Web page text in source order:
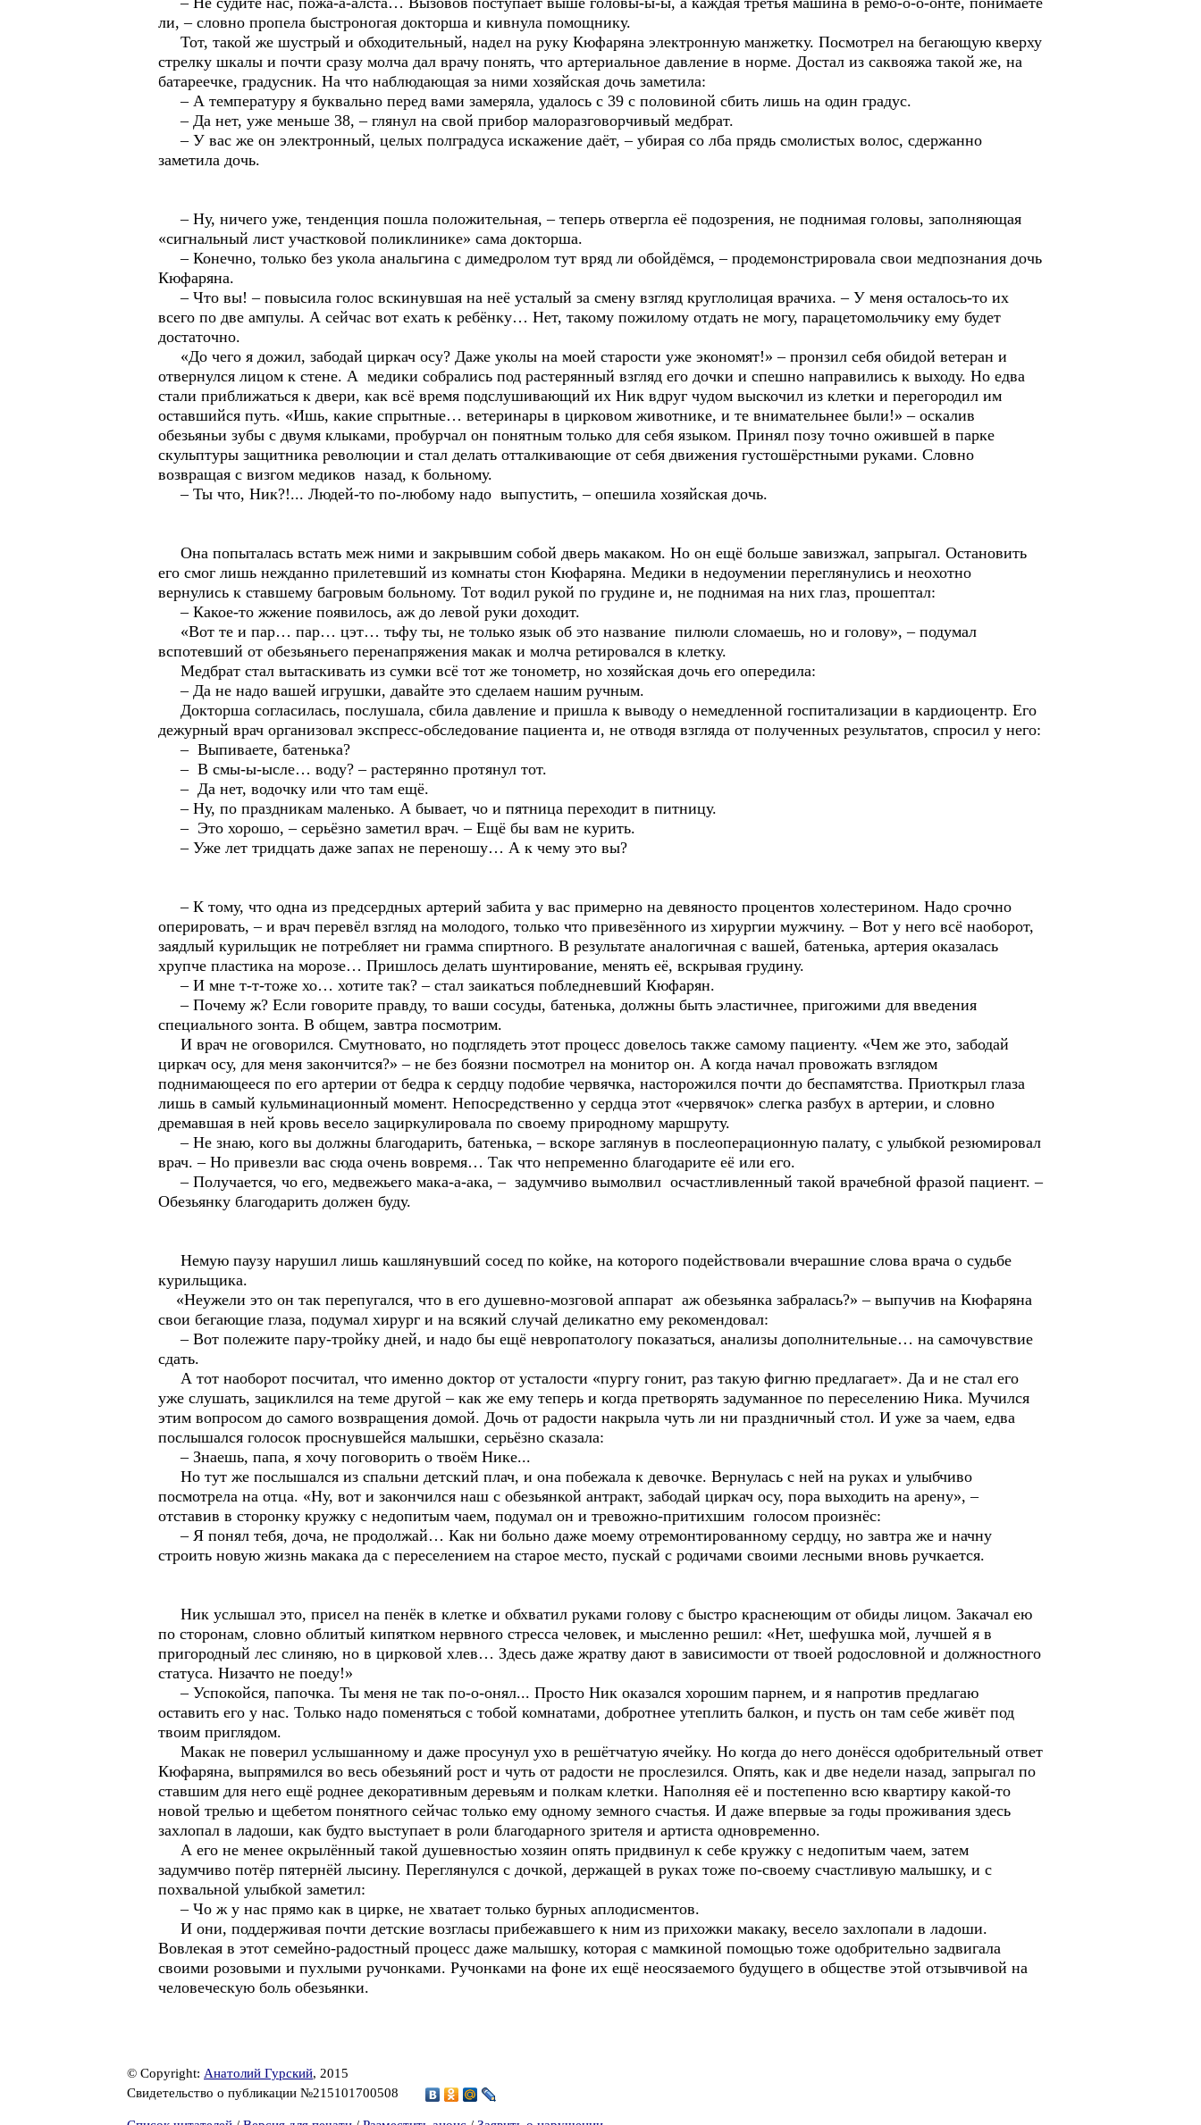
ли, – словно пропела быстроногая докторша и кивнула помощнику.
Тот, такой же шустрый и обходительный, надел на руку Кюфаряна электронную манжетку. Посмотрел на бегающую кверху
стрелку шкалы и почти сразу молча дал врачу понять, что артериальное давление в норме. Достал из саквояжа такой же, на
батареечке, градусник. На что наблюдающая за ними хозяйская дочь заметила:
– А температуру я буквально перед вами замеряла, удалось с 39 с половиной сбить лишь на один градус.
– Да нет, уже меньше 38, – глянул на свой прибор малоразговорчивый медбрат.
– У вас же он электронный, целых полградуса искажение даёт, – убирая со лба прядь смолистых волос, сдержанно
заметила дочь.
– Ну, ничего уже, тенденция пошла положительная, – теперь отвергла её подозрения, не поднимая головы, заполняющая
«сигнальный лист участковой поликлинике» сама докторша.
– Конечно, только без укола анальгина с димедролом тут вряд ли обойдёмся, – продемонстрировала свои медпознания дочь
Кюфаряна.
– Что вы! – повысила голос вскинувшая на неё усталый за смену взгляд круглолицая врачиха. – У меня осталось-то их
всего по две ампулы. А сейчас вот ехать к ребёнку… Нет, такому пожилому отдать не могу, парацетомольчику ему будет
достаточно.
«До чего я дожил, забодай циркач осу? Даже уколы на моей старости уже экономят!» – пронзил себя обидой ветеран и
отвернулся лицом к стене. А медики собрались под растерянный взгляд его дочки и спешно направились к выходу. Но едва
стали приближаться к двери, как всё время подслушивающий их Ник вдруг чудом выскочил из клетки и перегородил им
оставшийся путь. «Ишь, какие спрытные… ветеринары в цирковом животнике, и те внимательнее были!» – оскалив
обезьяньи зубы с двумя клыками, пробурчал он понятным только для себя языком. Принял позу точно ожившей в парке
скульптуры защитника революции и стал делать отталкивающие от себя движения густошёрстными руками. Словно
возвращая с визгом медиков назад, к больному.
– Ты что, Ник?!... Людей-то по-любому надо выпустить, – опешила хозяйская дочь.
Она попыталась встать меж ними и закрывшим собой дверь макаком. Но он ещё больше завизжал, запрыгал. Остановить
его смог лишь нежданно прилетевший из комнаты стон Кюфаряна. Медики в недоумении переглянулись и неохотно
вернулись к ставшему багровым больному. Тот водил рукой по грудине и, не поднимая на них глаз, прошептал:
– Какое-то жжение появилось, аж до левой руки доходит.
«Вот те и пар… пар… цэт… тьфу ты, не только язык об это название пилюли сломаешь, но и голову», – подумал
вспотевший от обезьяньего перенапряжения макак и молча ретировался в клетку.
Медбрат стал вытаскивать из сумки всё тот же тонометр, но хозяйская дочь его опередила:
– Да не надо вашей игрушки, давайте это сделаем нашим ручным.
Докторша согласилась, послушала, сбила давление и пришла к выводу о немедленной госпитализации в кардиоцентр. Его
дежурный врач организовал экспресс-обследование пациента и, не отводя взгляда от полученных результатов, спросил у него:
– Выпиваете, батенька?
– В смы-ы-ысле… воду? – растерянно протянул тот.
– Да нет, водочку или что там ещё.
– Ну, по праздникам маленько. А бывает, чо и пятница переходит в питницу.
– Это хорошо, – серьёзно заметил врач. – Ещё бы вам не курить.
– Уже лет тридцать даже запах не переношу… А к чему это вы?
– К тому, что одна из предсердных артерий забита у вас примерно на девяносто процентов холестерином. Надо срочно
оперировать, – и врач перевёл взгляд на молодого, только что привезённого из хирургии мужчину. – Вот у него всё наоборот,
заядлый курильщик не потребляет ни грамма спиртного. В результате аналогичная с вашей, батенька, артерия оказалась
хрупче пластика на морозе… Пришлось делать шунтирование, менять её, вскрывая грудину.
– И мне т-т-тоже хо… хотите так? – стал заикаться побледневший Кюфарян.
– Почему ж? Если говорите правду, то ваши сосуды, батенька, должны быть эластичнее, пригожими для введения
специального зонта. В общем, завтра посмотрим.
И врач не оговорился. Смутновато, но подглядеть этот процесс довелось также самому пациенту. «Чем же это, забодай
циркач осу, для меня закончится?» – не без боязни посмотрел на монитор он. А когда начал провожать взглядом
поднимающееся по его артерии от бедра к сердцу подобие червячка, насторожился почти до беспамятства. Приоткрыл глаза
лишь в самый кульминационный момент. Непосредственно у сердца этот «червячок» слегка разбух в артерии, и словно
дремавшая в ней кровь весело зациркулировала по своему природному маршруту.
– Не знаю, кого вы должны благодарить, батенька, – вскоре заглянув в послеоперационную палату, с улыбкой резюмировал
врач. – Но привезли вас сюда очень вовремя… Так что непременно благодарите её или его.
– Получается, чо его, медвежьего мака-а-ака, – задумчиво вымолвил осчастливленный такой врачебной фразой пациент. –
Обезьянку благодарить должен буду.
Немую паузу нарушил лишь кашлянувший сосед по койке, на которого подействовали вчерашние слова врача о судьбе
курильщика.
«Неужели это он так перепугался, что в его душевно-мозговой аппарат аж обезьянка забралась?» – выпучив на Кюфаряна
свои бегающие глаза, подумал хирург и на всякий случай деликатно ему рекомендовал:
– Вот полежите пару-тройку дней, и надо бы ещё невропатологу показаться, анализы дополнительные… на самочувствие
сдать.
А тот наоборот посчитал, что именно доктор от усталости «пургу гонит, раз такую фигню предлагает». Да и не стал его
уже слушать, зациклился на теме другой – как же ему теперь и когда претворять задуманное по переселению Ника. Мучился
этим вопросом до самого возвращения домой. Дочь от радости накрыла чуть ли ни праздничный стол. И уже за чаем, едва
послышался голосок проснувшейся малышки, серьёзно сказала:
– Знаешь, папа, я хочу поговорить о твоём Нике...
Но тут же послышался из спальни детский плач, и она побежала к девочке. Вернулась с ней на руках и улыбчиво
посмотрела на отца. «Ну, вот и закончился наш с обезьянкой антракт, забодай циркач осу, пора выходить на арену», –
отставив в сторонку кружку с недопитым чаем, подумал он и тревожно-притихшим голосом произнёс:
– Я понял тебя, доча, не продолжай… Как ни больно даже моему отремонтированному сердцу, но завтра же и начну
строить новую жизнь макака да с переселением на старое место, пускай с родичами своими лесными вновь ручкается.
Ник услышал это, присел на пенёк в клетке и обхватил руками голову с быстро краснеющим от обиды лицом. Закачал ею
по сторонам, словно облитый кипятком нервного стресса человек, и мысленно решил: «Нет, шефушка мой, лучшей я в
пригородный лес слиняю, но в цирковой хлев… Здесь даже жратву дают в зависимости от твоей родословной и должностного
статуса. Низачто не поеду!»
– Успокойся, папочка. Ты меня не так по-о-онял... Просто Ник оказался хорошим парнем, и я напротив предлагаю
оставить его у нас. Только надо поменяться с тобой комнатами, добротнее утеплить балкон, и пусть он там себе живёт под
твоим приглядом.
Макак не поверил услышанному и даже просунул ухо в решётчатую ячейку. Но когда до него донёсся одобрительный ответ
Кюфаряна, выпрямился во весь обезьяний рост и чуть от радости не прослезился. Опять, как и две недели назад, запрыгал по
ставшим для него ещё роднее декоративным деревьям и полкам клетки. Наполняя её и постепенно всю квартиру какой-то
новой трелью и щебетом понятного сейчас только ему одному земного счастья. И даже впервые за годы проживания здесь
захлопал в ладоши, как будто выступает в роли благодарного зрителя и артиста одновременно.
А его не менее окрылённый такой душевностью хозяин опять придвинул к себе кружку с недопитым чаем, затем
задумчиво потёр пятернёй лысину. Переглянулся с дочкой, держащей в руках тоже по-своему счастливую малышку, и с
похвальной улыбкой заметил:
– Чо ж у нас прямо как в цирке, не хватает только бурных аплодисментов.
И они, поддерживая почти детские возгласы прибежавшего к ним из прихожки макаку, весело захлопали в ладоши.
Вовлекая в этот семейно-радостный процесс даже малышку, которая с мамкиной помощью тоже одобрительно задвигала
своими розовыми и пухлыми ручонками. Ручонками на фоне их ещё неосязаемого будущего в обществе этой отзывчивой на
человеческую боль обезьянки.
© Copyright: Анатолий Гурский, 2015
Свидетельство о публикации №215101700508